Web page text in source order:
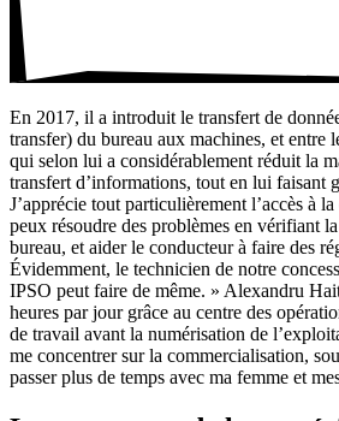
En 2017, il a intro­duit le trans­fert de
transfer) du bureau aux machines, et entre
qui selon lui a consi­dé­ra­ble­ment réduit la
trans­fert d’informations, tout en lui faisant
J’apprécie tout parti­cu­liè­re­ment l’accès à
peux résoudre des problèmes en véri­fiant
bureau, et aider le conduc­teur à faire des
Évidem­ment, le tech­ni­cien de notre
IPSO peut faire de même. » Alexandru
heures par jour grâce au centre des
de travail avant la numé­ri­sa­tion de
me concen­trer sur la commer­cia­li­sa­tion,
passer plus de temps avec ma femme et